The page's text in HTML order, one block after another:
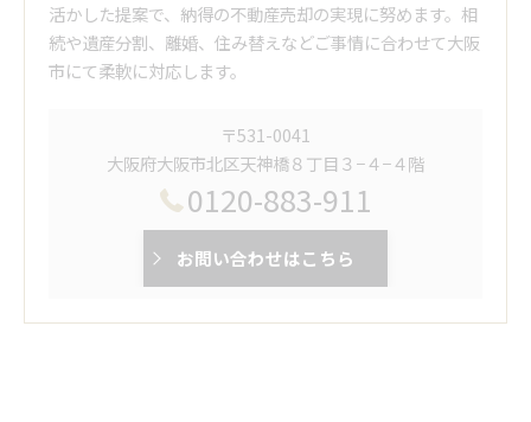
活かした提案で、納得の不動産売却の実現に努めます。相
続や遺産分割、離婚、住み替えなどご事情に合わせて大阪
市にて柔軟に対応します。
〒531-0041
大阪府大阪市北区天神橋８丁目３−４−４階
0120-883-911
お問い合わせはこちら